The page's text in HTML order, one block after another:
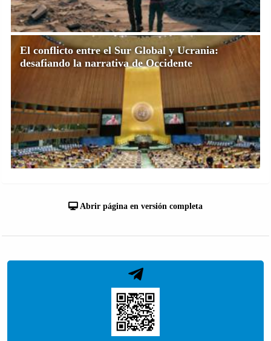
El conflicto entre el Sur Global y Ucrania:
desafiando la narrativa de Occidente
Abrir página en versión completa